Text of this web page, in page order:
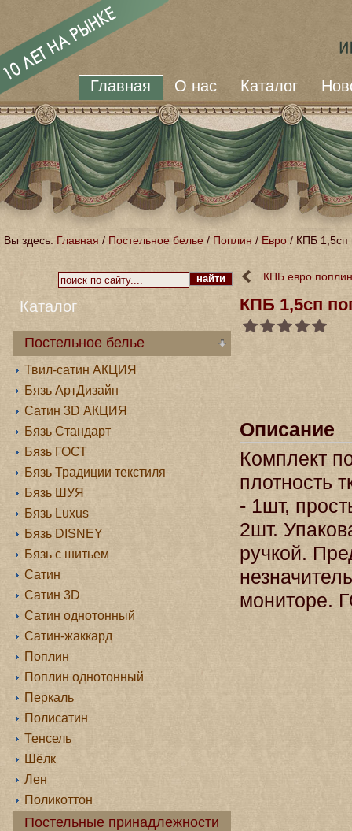
Главная О нас Каталог
Вы здесь: Главная / Постельное белье / Поплин / Евро / КПБ 1,5сп
КПБ евро
КПБ 1,5сп
Описание
Комплект
плотность
- 1шт,
2шт.
ручкой.
мониторе.
Каталог
Постельное белье
Твил-сатин АКЦИЯ
Бязь АртДизайн
Сатин 3D АКЦИЯ
Бязь Стандарт
Бязь ГОСТ
Бязь Традиции текстиля
Бязь ШУЯ
Бязь Luxus
Бязь DISNEY
Бязь с шитьем
Сатин
Сатин 3D
Сатин однотонный
Сатин-жаккард
Поплин
Поплин однотонный
Перкаль
Полисатин
Тенсель
Шёлк
Лен
Поликоттон
Постельные принадлежности